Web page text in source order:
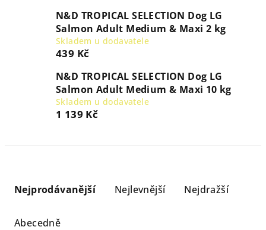
N&D TROPICAL SELECTION Dog LG
Salmon Adult Medium & Maxi 2 kg
Skladem u dodavatele
439 Kč
N&D TROPICAL SELECTION Dog LG
Salmon Adult Medium & Maxi 10 kg
Skladem u dodavatele
1 139 Kč
Nejprodávanější Nejlevnější Nejdražší
Abecedně